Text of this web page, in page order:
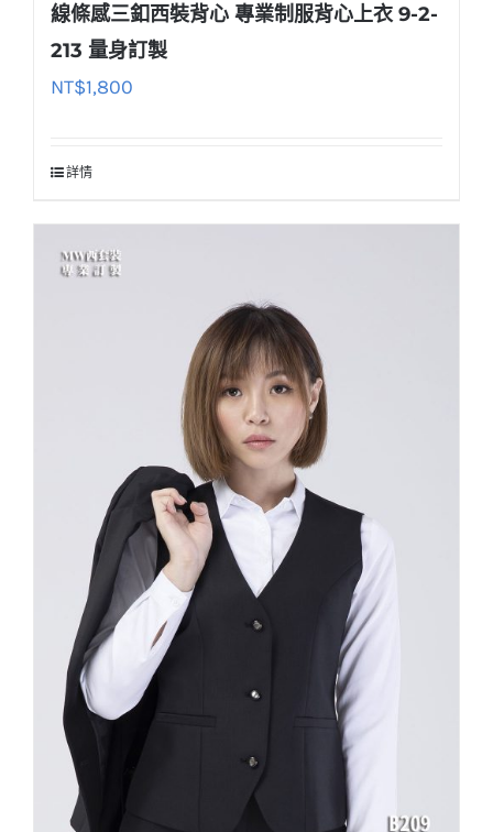
線條感三釦西裝背心 專業制服背心上衣 9-2-
213 量身訂製
NT$1,800
詳情